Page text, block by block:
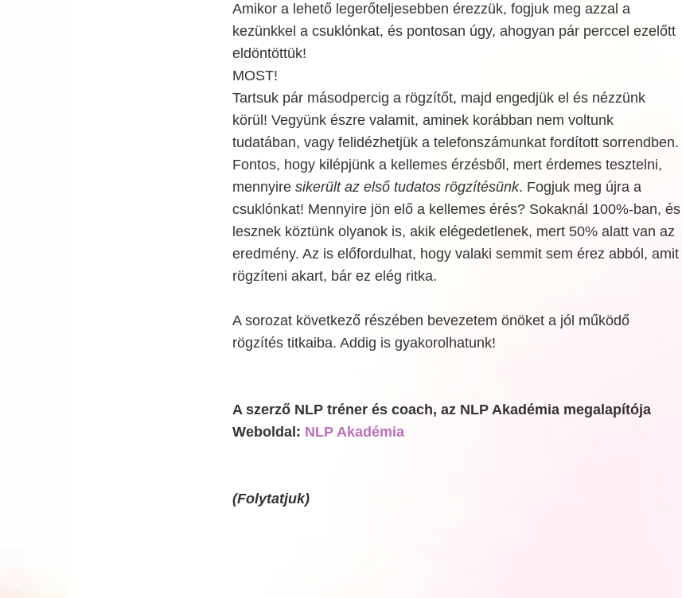
Amikor a lehető legerőteljesebben érezzük, fogjuk meg azzal a
kezünkkel a csuklónkat, és pontosan úgy, ahogyan pár perccel ezelőtt
eldöntöttük!
MOST!
Tartsuk pár másodpercig a rögzítőt, majd engedjük el és nézzünk
körül! Vegyünk észre valamit, aminek korábban nem voltunk
tudatában, vagy felidézhetjük a telefonszámunkat fordított sorrendben.
Fontos, hogy kilépjünk a kellemes érzésből, mert érdemes tesztelni,
mennyiresikerült az első tudatos rögzítésünk. Fogjuk meg újra a
csuklónkat! Mennyire jön elő a kellemes érés? Sokaknál 100%-ban, és
lesznek köztünk olyanok is, akik elégedetlenek, mert 50% alatt van az
eredmény. Az is előfordulhat, hogy valaki semmit sem érez abból, amit
rögzíteni akart, bár ez elég ritka.
A sorozat következő részében bevezetem önöket a jól működő
rögzítés titkaiba. Addig is gyakorolhatunk!
A szerző NLP tréner és coach, az NLP Akadémia megalapítója
Weboldal: NLP Akadémia
(Folytatjuk)